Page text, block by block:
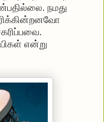
. நமது
.
என்று